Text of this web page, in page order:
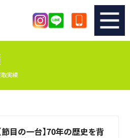
メーカー別査定フォーム
取実績
節目の一台】70年の歴史を背